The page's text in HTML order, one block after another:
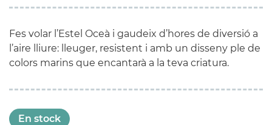
Fes volar l’Estel Oceà i gaudeix d’hores de diversió a
l’aire lliure: lleuger, resistent i amb un disseny ple de
colors marins que encantarà a la teva criatura.
En stock